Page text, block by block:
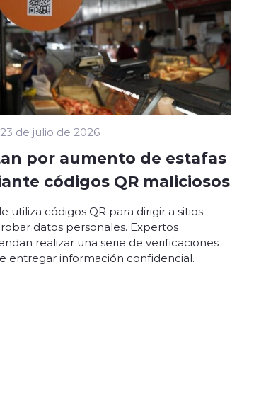
de julio de 2026
por aumento de estafas
códigos QR maliciosos
utiliza códigos QR para dirigir a sitios
robar datos personales. Expertos
realizar una serie de verificaciones
entregar información confidencial.